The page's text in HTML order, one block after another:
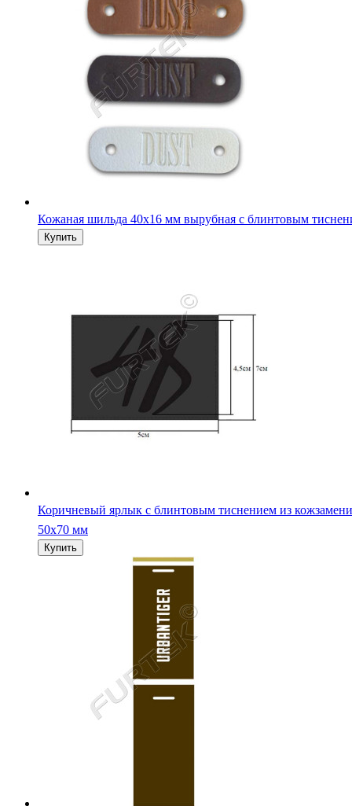
Кожаная шильда 40х16 мм вырубная с блинтовым
Коричневый ярлык с блинтовым тиснением из
50х70 мм